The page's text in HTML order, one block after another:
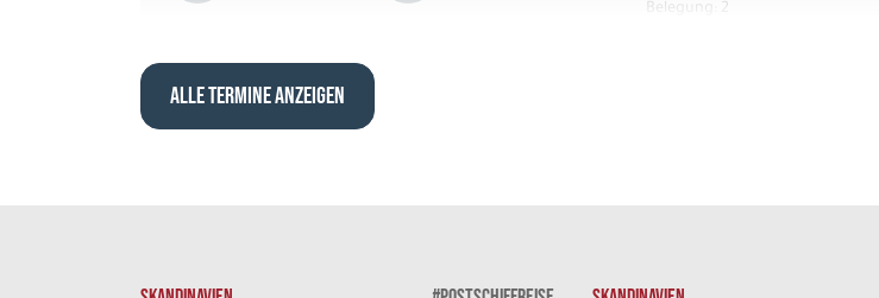
Belegung: 2
Belegung: 1
ALLE TERMINE ANZEIGEN